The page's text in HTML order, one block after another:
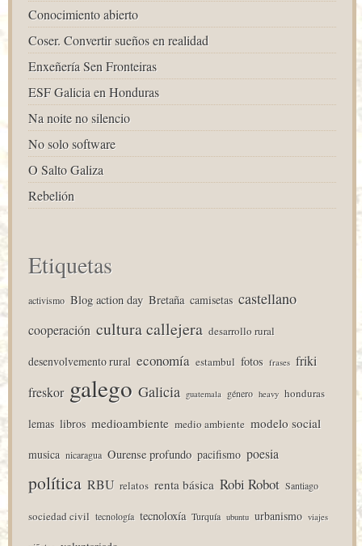
Conocimiento abierto
Coser. Convertir sueños en realidad
Enxeñería Sen Fronteiras
ESF Galicia en Honduras
Na noite no silencio
No solo software
O Salto Galiza
Rebelión
Etiquetas
activismo Blog action day Bretaña camisetas castellano
cooperación cultura callejera desarrollo rural
desenvolvemento rural economía estambul fotos frases friki
freskor galego Galicia guatemala género heavy honduras
lemas libros medioambiente medio ambiente modelo social
musica nicaragua Ourense profundo pacifismo poesia
política RBU relatos renta básica Robi Robot Santiago
sociedad civil tecnología tecnoloxía Turquía ubuntu urbanismo viajes